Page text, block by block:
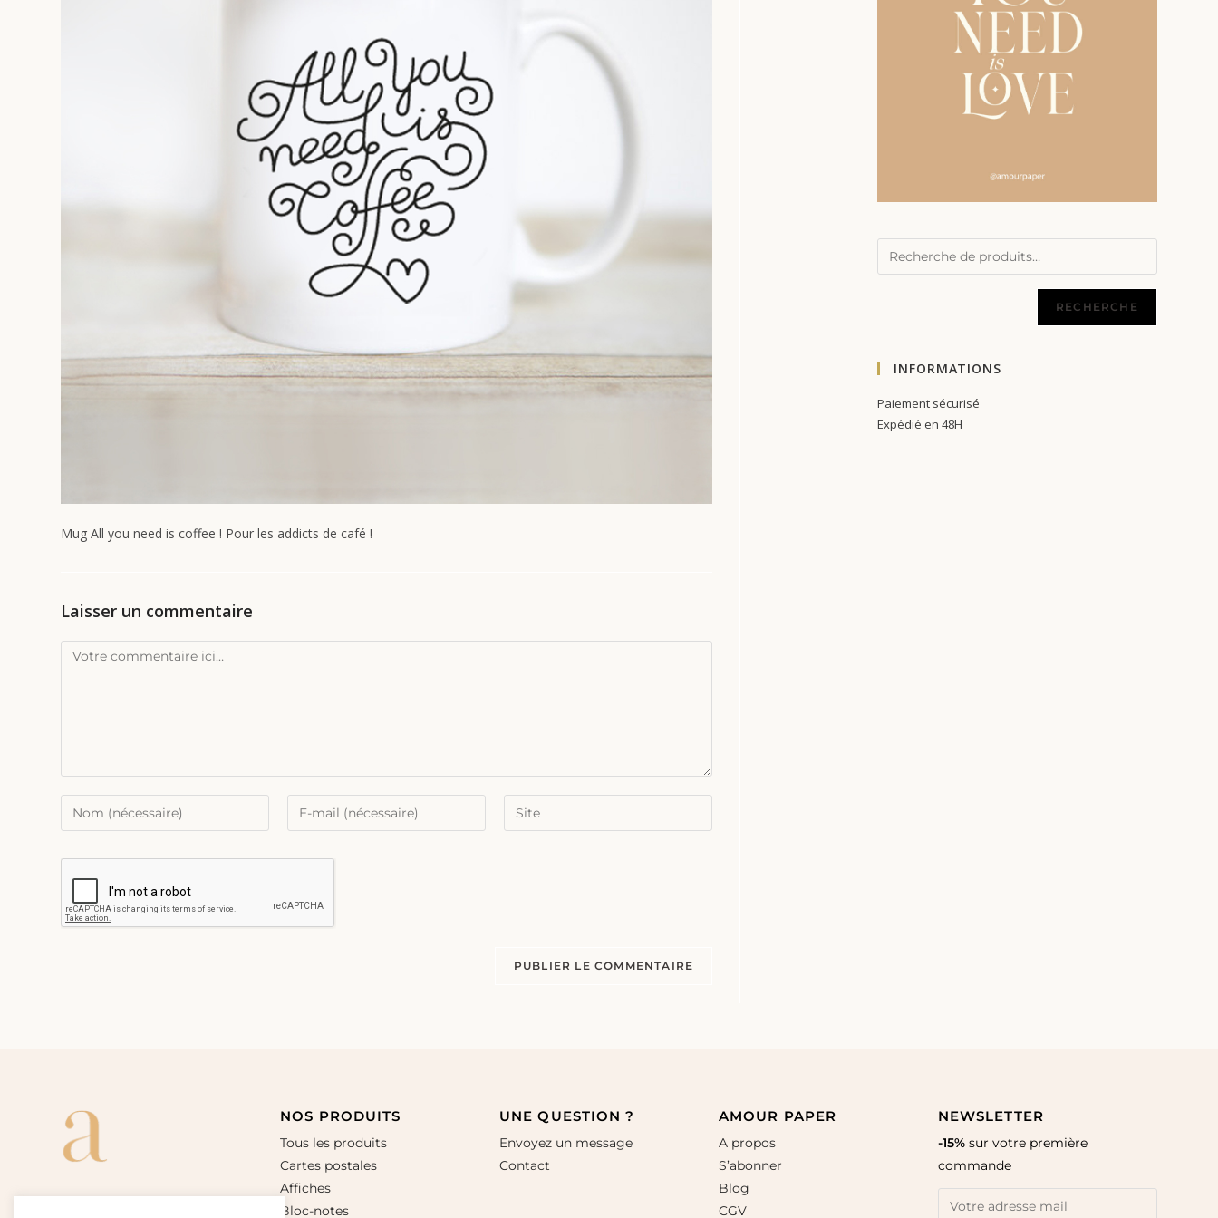
Mug All you need is coffee ! Pour les addicts de café !
Laisser un commentaire
RECHERCHE
INFORMATIONS
Paiement sécurisé
Expédié en 48H
NOS PRODUITS
Tous les produits
Cartes postales
Affiches
Bloc-notes
UNE QUESTION ?
Envoyez un message
Contact
AMOUR PAPER
A propos
S’abonner
Blog
CGV
NEWSLETTER
-15%sur votre première
commande